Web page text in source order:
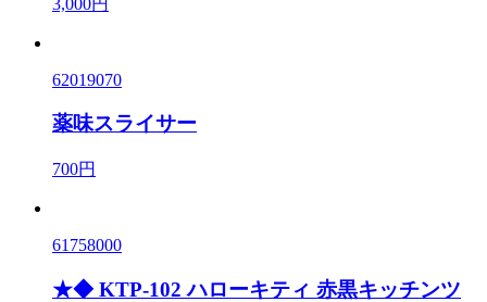
62019070
薬味スライサー
700円
61758000
★◆ KTP-102 ハローキティ 赤黒キッチンツ